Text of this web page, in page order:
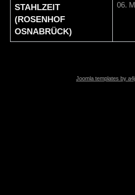
STAHLZEIT
(ROSENHOF
OSNABRÜCK)
06.
Joomla templates by